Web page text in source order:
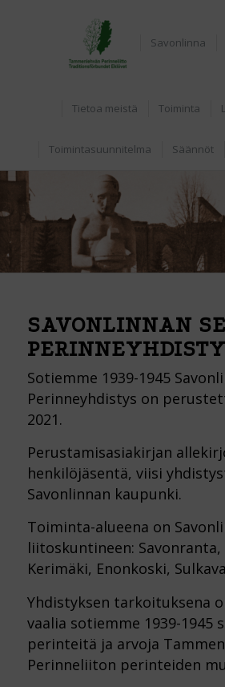
Savonlinna
Tietoa meistä Toiminta
Toimintasuunnitelma Säännöt
SAVONLINNAN
Sotiemme 1939-1945
Perinneyhdistys on
2021.
Perustamisasiakirjan
henkilöjäsentä, viisi
Savonlinnan kaupunki.
Toiminta-alueena on
liitoskuntineen: Savonranta,
Kerimäki, Enonkoski,
Yhdistyksen tarkoituksena
vaalia sotiemme 1939-1945
perinteitä ja arvoja
Perinneliiton perinteiden